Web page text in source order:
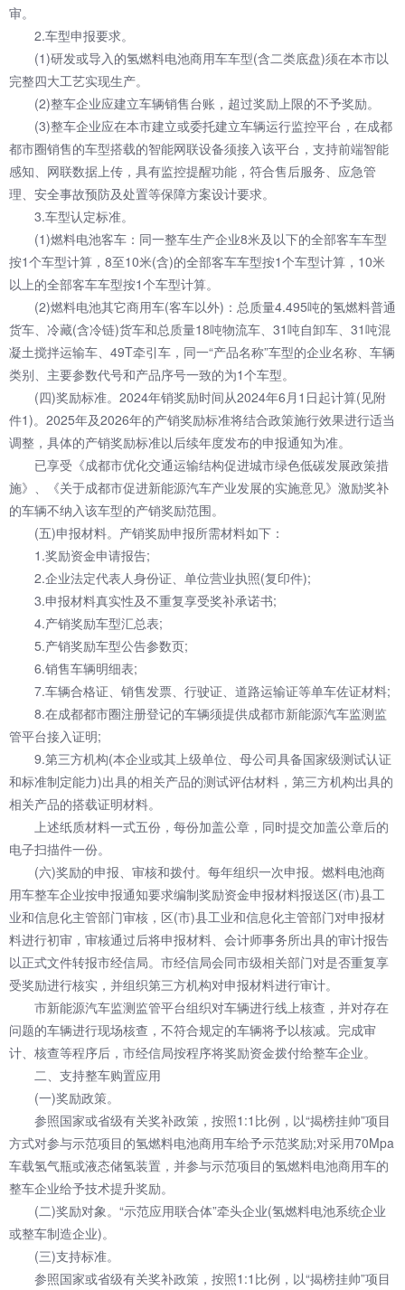
审。
2.车型申报要求。
(1)研发或导入的氢燃料电池商用车车型(含二类底盘)须在本市以
完整四大工艺实现生产。
(2)整车企业应建立车辆销售台账，超过奖励上限的不予奖励。
(3)整车企业应在本市建立或委托建立车辆运行监控平台，在成都
都市圈销售的车型搭载的智能网联设备须接入该平台，支持前端智能
感知、网联数据上传，具有监控提醒功能，符合售后服务、应急管
理、安全事故预防及处置等保障方案设计要求。
3.车型认定标准。
(1)燃料电池客车：同一整车生产企业8米及以下的全部客车车型
按1个车型计算，8至10米(含)的全部客车车型按1个车型计算，10米
以上的全部客车车型按1个车型计算。
(2)燃料电池其它商用车(客车以外)：总质量4.495吨的氢燃料普通
货车、冷藏(含冷链)货车和总质量18吨物流车、31吨自卸车、31吨混
凝土搅拌运输车、49T牵引车，同一“产品名称”车型的企业名称、车辆
类别、主要参数代号和产品序号一致的为1个车型。
(四)奖励标准。2024年销奖励时间从2024年6月1日起计算(见附
件1)。2025年及2026年的产销奖励标准将结合政策施行效果进行适当
调整，具体的产销奖励标准以后续年度发布的申报通知为准。
已享受《成都市优化交通运输结构促进城市绿色低碳发展政策措
施》、《关于成都市促进新能源汽车产业发展的实施意见》激励奖补
的车辆不纳入该车型的产销奖励范围。
(五)申报材料。产销奖励申报所需材料如下：
1.奖励资金申请报告;
2.企业法定代表人身份证、单位营业执照(复印件);
3.申报材料真实性及不重复享受奖补承诺书;
4.产销奖励车型汇总表;
5.产销奖励车型公告参数页;
6.销售车辆明细表;
7.车辆合格证、销售发票、行驶证、道路运输证等单车佐证材料;
8.在成都都市圈注册登记的车辆须提供成都市新能源汽车监测监
管平台接入证明;
9.第三方机构(本企业或其上级单位、母公司具备国家级测试认证
和标准制定能力)出具的相关产品的测试评估材料，第三方机构出具的
相关产品的搭载证明材料。
上述纸质材料一式五份，每份加盖公章，同时提交加盖公章后的
电子扫描件一份。
(六)奖励的申报、审核和拨付。每年组织一次申报。燃料电池商
用车整车企业按申报通知要求编制奖励资金申报材料报送区(市)县工
业和信息化主管部门审核，区(市)县工业和信息化主管部门对申报材
料进行初审，审核通过后将申报材料、会计师事务所出具的审计报告
以正式文件转报市经信局。市经信局会同市级相关部门对是否重复享
受奖励进行核实，并组织第三方机构对申报材料进行审计。
市新能源汽车监测监管平台组织对车辆进行线上核查，并对存在
问题的车辆进行现场核查，不符合规定的车辆将予以核减。完成审
计、核查等程序后，市经信局按程序将奖励资金拨付给整车企业。
二、支持整车购置应用
(一)奖励政策。
参照国家或省级有关奖补政策，按照1:1比例，以“揭榜挂帅”项目
方式对参与示范项目的氢燃料电池商用车给予示范奖励;对采用70Mpa
车载氢气瓶或液态储氢装置，并参与示范项目的氢燃料电池商用车的
整车企业给予技术提升奖励。
(二)奖励对象。“示范应用联合体”牵头企业(氢燃料电池系统企业
或整车制造企业)。
(三)支持标准。
参照国家或省级有关奖补政策，按照1:1比例，以“揭榜挂帅”项目